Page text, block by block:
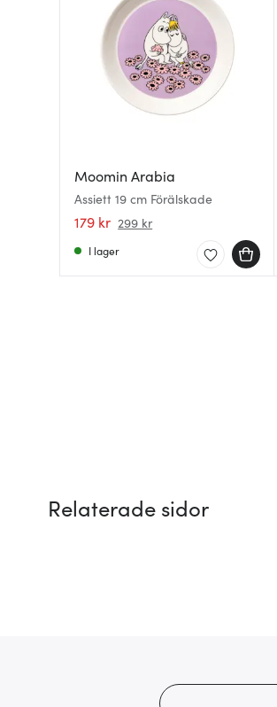
Moomin Arabia
Assiett 19 cm Förälskade
179 kr 299 kr
I lager
Relaterade sidor